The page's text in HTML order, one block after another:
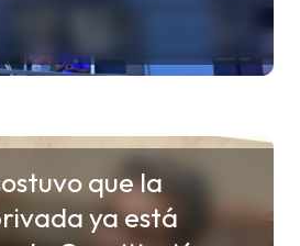
que la
ya está